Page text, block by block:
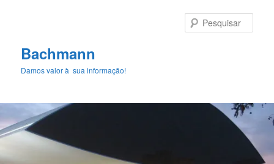
principal
secundárioBachmann
Damos valor à sua informação!